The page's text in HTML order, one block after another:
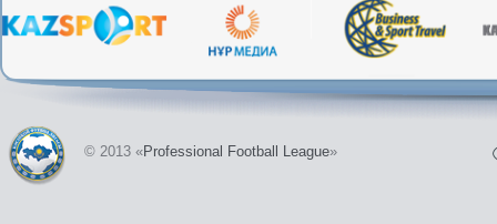
© 2013 «Professional Football League»